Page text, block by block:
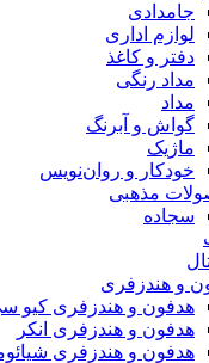
جامدادی
لوازم اداری
دفتر و کاغذ
مداد رنگی
مداد
گواش و آبرنگ
ماژیک
خودکار و روان‌نویس
مذهبی
سجاده
و هندزفری
هدفون و هندزفری کیو
هدفون و هندزفری انکر
هدفون و هندزفری